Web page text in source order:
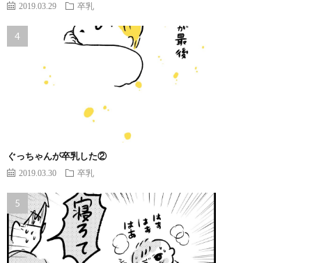
2019.03.29 卒乳
ぐっちゃんが卒乳した②
2019.03.30 卒乳